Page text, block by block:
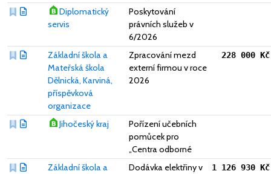
Diplomatický
servis
Poskytování
právních služeb v
6/2026
Základní škola a
Mateřská škola
Dělnická, Karviná,
příspěvková
organizace
Zpracování mezd
externí firmou v roce
2026
228 000 Kč
Jihočeský kraj
Pořízení učebních
pomůcek pro
„Centra odborné
Základní škola a
Dodávka elektřiny v
1 126 930 Kč